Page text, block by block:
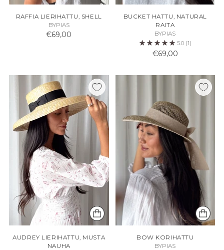
RAFFIA LIERIHATTU, SHELL
BYPIAS
€69,00
BUCKET HATTU, NATURAL
RAITA
BYPIAS
5.0 (1)
€69,00
AUDREY LIERIHATTU, MUSTA
NAUHA
BOW KORIHATTU
BYPIAS